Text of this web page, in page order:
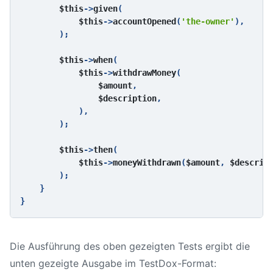
$this->given(
$this->accountOpened ( 'the-owner' ),
        );
$this->when(
$this->withdrawMoney(
$amount,
$description,
            ),
        );
$this->then(
$this->moneyWithdrawn($amount,
        );
    }
Die Ausführung des oben gezeigten Tests ergibt die
unten gezeigte Ausgabe im TestDox-Format: